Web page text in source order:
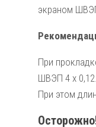
экраном
При
ШВЭП 4 х
При этом